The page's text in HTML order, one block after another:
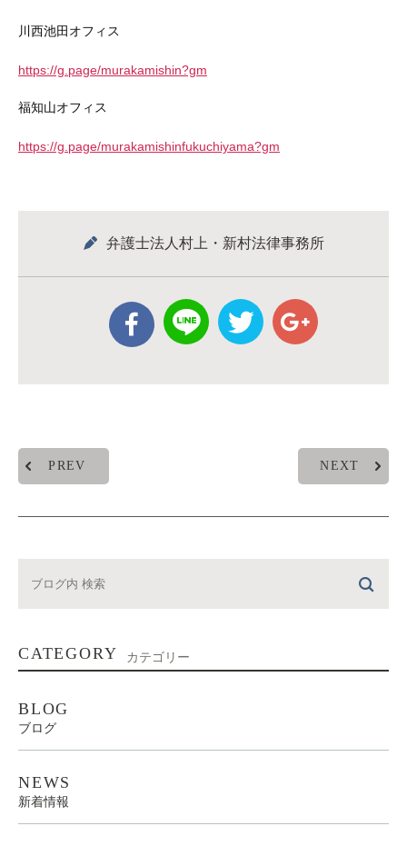
川西池田オフィス
https://g.page/murakamishin?gm
福知山オフィス
https://g.page/murakamishinfukuchiyama?gm
弁護士法人村上・新村法律事務所
PREV NEXT
CATEGORY カテゴリー
BLOG
ブログ
NEWS
新着情報